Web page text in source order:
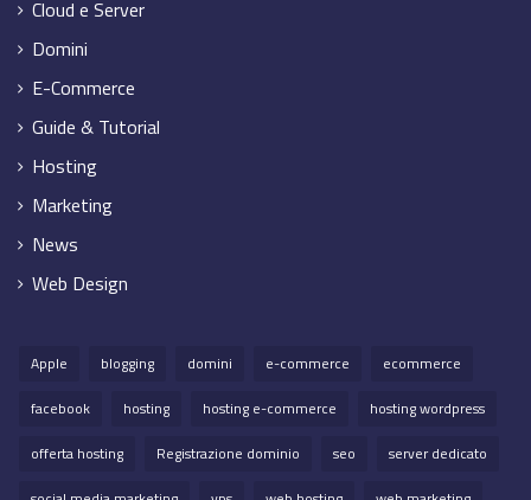
Cloud e Server
Domini
E-Commerce
Guide & Tutorial
Hosting
Marketing
News
Web Design
Apple blogging domini e-commerce
ecommerce
facebook
hosting hosting e-commerce
hosting wordpress
offerta hosting
Registrazione dominio seo
server dedicato